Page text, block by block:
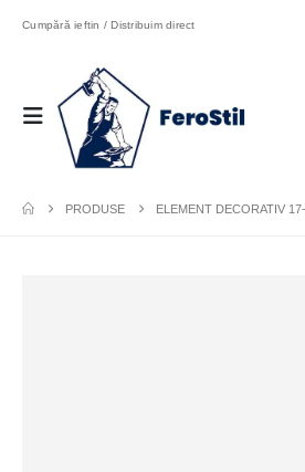
Cumpără ieftin / Distribuim direct
PRODUSE ELEMENT DECORATIV